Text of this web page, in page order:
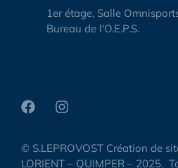
1er étage, Salle
Bureau de l'O.E.P.S.
© S.LEPROVOST Création de
LORIENT – QUIMPER – 2025.